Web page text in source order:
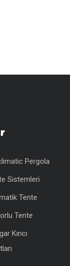
Pergola
Sistemleri
Tente
Tente
Kırıcı